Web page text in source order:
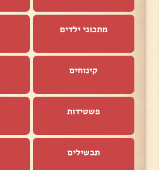
מתכוני ילדים
קינוחים
פשטידות
תבשילים